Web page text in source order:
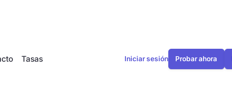
Tasas Iniciar sesión Probar ahora